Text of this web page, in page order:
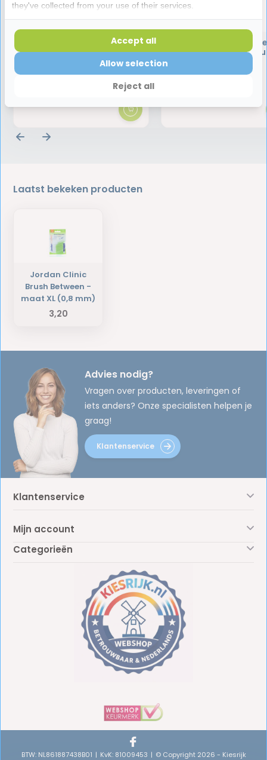
Jordan Clean Between
Sticks Regular - 40 Stuks
Jordan Clean
Sticks Large 40
Laatst bekeken producten
Jordan Clinic
Brush Between -
maat XL (0,8 mm)
3,20
Advies nodig?
Vragen over producten, leveringen of
iets anders? Onze specialisten helpen je
graag!
Klantenservice
Klantenservice
Mijn account
Categorieën
BTW: NL861887438B01 KvK: 81009453 © Copyright 2026 - Kiesrijk
they've collected from your use of their services.
Reject all
Allow selection
Accept all